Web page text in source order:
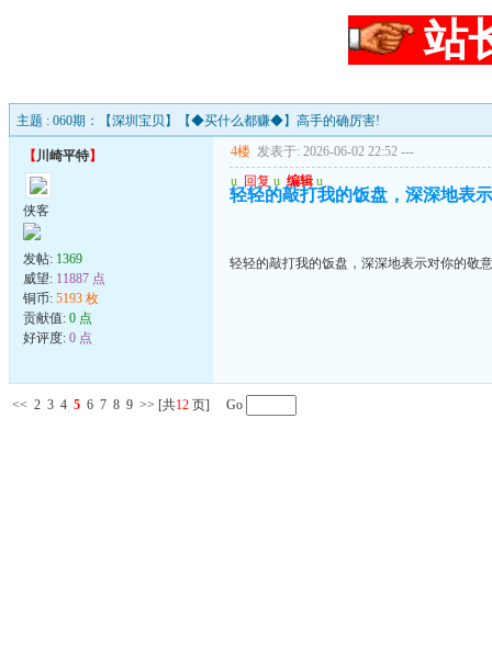
站
主题 : 060期：【深圳宝贝】【◆买什么都赚◆】高手的确厉害!
【川崎平特】
侠客
发帖: 1369
威望: 11887 点
铜币: 5193 枚
贡献值: 0 点
好评度: 0 点
4楼 发表于: 2026-06-02 22:52 ---
u 回复 u 编辑 u
轻轻的敲打我的饭盘，深深地表
轻轻的敲打我的饭盘，深深地表示对你的敬
<< 2 3 4 5 6 7 8 9 >> [共12 页] Go